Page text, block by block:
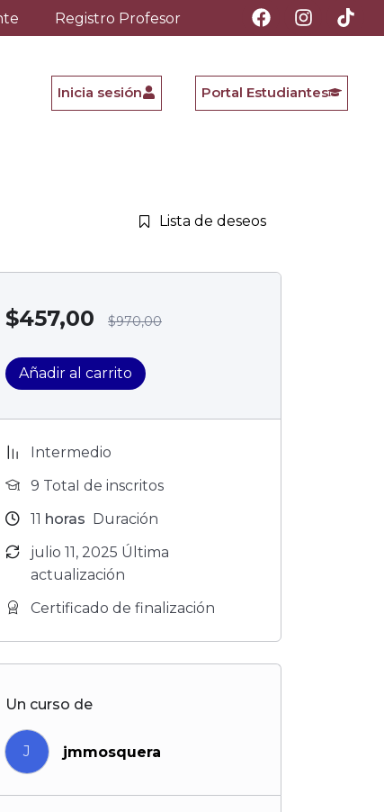
Registro Profesor
Inicia sesión Portal Estudiantes
Lista de deseos
$457,00 $970,00
Añadir al carrito
Intermedio
9 TotaI de inscritos
11 horas
Duración
julio 11, 2025 Última
actualización
Certificado de finalización
Un curso de
J jmmosquera